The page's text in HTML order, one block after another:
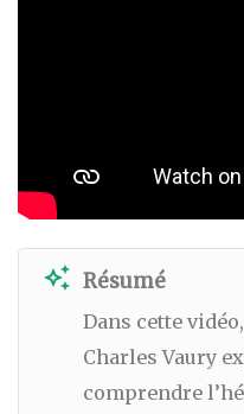
auto_awesome Résumé
Dans cette
Charles Vaury
comprendre